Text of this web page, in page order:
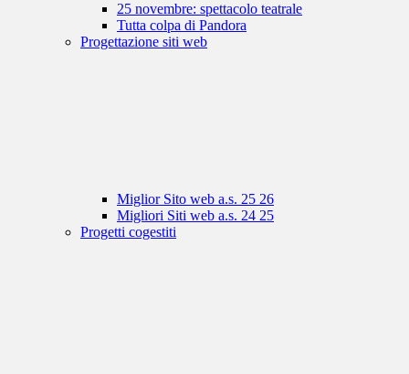
25 novembre: spettacolo teatrale
Tutta colpa di Pandora
Progettazione siti web
Miglior Sito web a.s. 25 26
Migliori Siti web a.s. 24 25
Progetti cogestiti